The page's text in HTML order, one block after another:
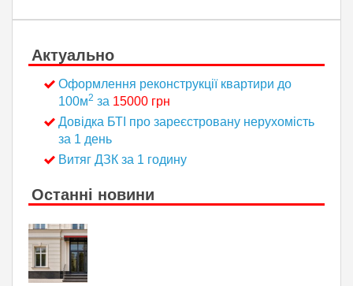
Актуально
Оформлення реконструкції квартири до
100м2 за 15000 грн
Довідка БТІ про зареєстровану нерухомість
за 1 день
Витяг ДЗК за 1 годину
Останні новини